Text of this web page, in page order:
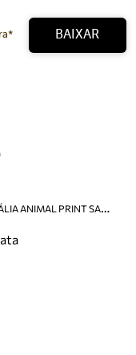
e mais.
BAIXAR
S
ANDÁLIA ANIMAL PRINT SALTO ALTO MEIA PATA